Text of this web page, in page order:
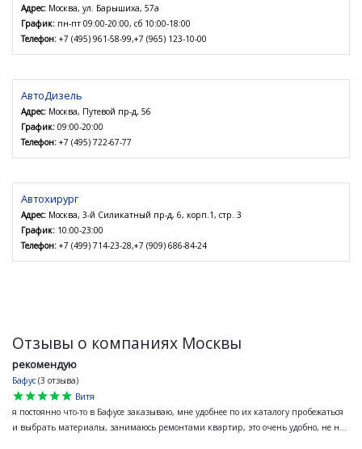
Адрес: Москва, ул. Барышиха, 57а
График: пн-пт 09:00-20:00, сб 10:00-18:00
Телефон: +7 (495) 961-58-99,+7 (965) 123-10-00
АвтоДизель
Адрес: Москва, Путевой пр-д, 56
График: 09:00-20:00
Телефон: +7 (495) 722-67-77
Автохирург
Адрес: Москва, 3-й Силикатный пр-д, 6, корп.1, стр. 3
График: 10:00-23:00
Телефон: +7 (499) 714-23-28,+7 (909) 686-84-24
Отзывы о компаниях Москвы
рекомендую
Бафус (3 отзыва)
star
star
star
star
star
Витя
я постоянно что-то в Бафусе заказываю, мне удобнее по их каталогу пробежаться
и выбрать материалы, занимаюсь ремонтами квартир, это очень удобно, не н...